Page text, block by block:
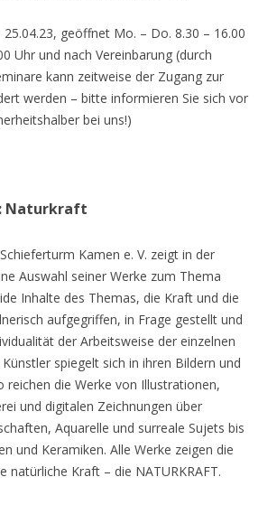
25.04.23, geöffnet Mo. – Do. 8.30 – 16.00
Uhr und nach Vereinbarung (durch
kann zeitweise der Zugang zur
werden – bitte informieren Sie sich vor
bei uns!)
Naturkraft
Kamen e. V. zeigt in der
Auswahl seiner Werke zum Thema
Inhalte des Themas, die Kraft und die
aufgegriffen, in Frage gestellt und
der Arbeitsweise der einzelnen
spiegelt sich in ihren Bildern und
reichen die Werke von Illustrationen,
und digitalen Zeichnungen über
Aquarelle und surreale Sujets bis
und Keramiken. Alle Werke zeigen die
natürliche Kraft – die NATURKRAFT.